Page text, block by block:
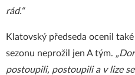
rád.“
Klatovský předseda ocenil
sezonu neprožil jen A tým.
postoupili, postoupili a v lize